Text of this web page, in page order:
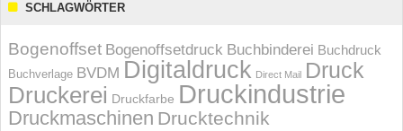
SCHLAGWÖRTER
Bogenoffset Bogenoffsetdruck Buchbinderei Buchdruck
Buchverlage BVDM Digitaldruck Direct Mail Druck
Druckerei Druckfarbe Druckindustrie
Druckmaschinen Drucktechnik